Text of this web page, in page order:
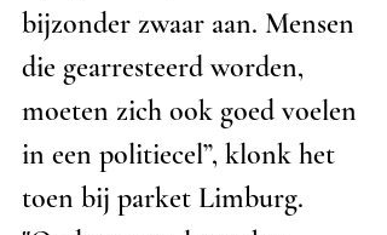
bijzonder zwaar aan. Mensen
die gearresteerd worden,
moeten zich ook goed voelen
in een politiecel”, klonk het
toen bij parket Limburg.